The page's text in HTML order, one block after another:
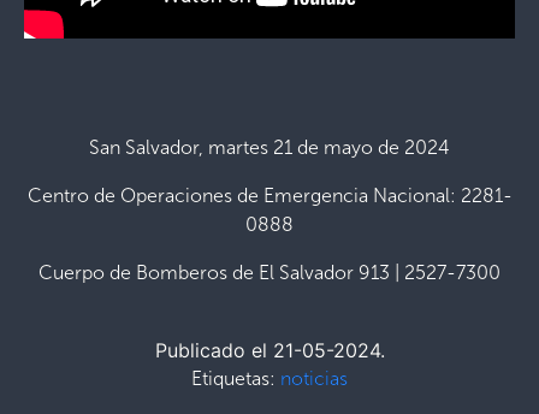
San Salvador, martes 21 de mayo de 2024
Centro de Operaciones de Emergencia Nacional: 2281-
0888
Cuerpo de Bomberos de El Salvador 913 | 2527-7300
Publicado el 21-05-2024.
Etiquetas: noticias